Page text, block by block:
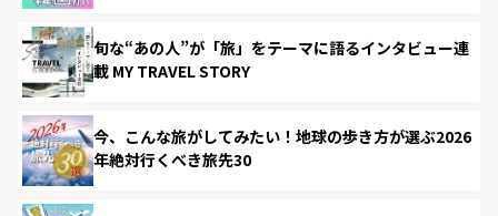
旬な“あの人”が「旅」をテーマに語るインタビュー連
載 MY TRAVEL STORY
今、こんな旅がしてみたい！地球の歩き方が選ぶ2026
年絶対行くべき旅先30